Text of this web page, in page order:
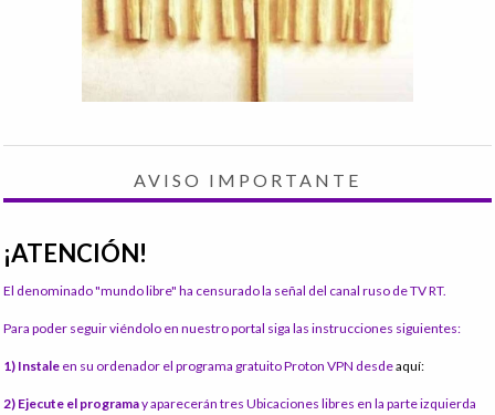
AVISO IMPORTANTE
¡ATENCIÓN!
El denominado "mundo libre" ha censurado la señal del canal ruso de TV RT.
Para poder seguir viéndolo en nuestro portal siga las instrucciones siguientes:
1) Instale en su ordenador el programa gratuito Proton VPN desdeaquí:
2) Ejecute el programay aparecerán tres Ubicaciones libres en la parte izquierda